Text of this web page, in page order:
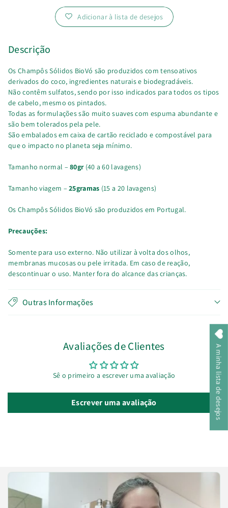
Adicionar à lista de desejos
Descrição
Os Champôs Sólidos BioVó são produzidos com tensoativos
derivados do coco, ingredientes naturais e biodegradáveis.
Não contêm sulfatos, sendo por isso indicados para todos os tipos
de cabelo, mesmo os pintados.
Todas as formulações são muito suaves com espuma abundante e
são bem tolerados pela pele.
São embalados em caixa de cartão reciclado e compostável para
que o impacto no planeta seja mínimo.
Tamanho normal –80gr(40 a 60 lavagens)
Tamanho viagem –25gramas (15 a 20 lavagens)
Os Champôs Sólidos BioVó são produzidos em Portugal.
Precauções:
Somente para uso externo. Não utilizar à volta dos olhos,
membranas mucosas ou pele irritada. Em caso de reação,
descontinuar o uso. Manter fora do alcance das crianças.
Outras Informações
Avaliações de Clientes
Sê o primeiro a escrever uma avaliação
Escrever uma avaliação A minha lista de desejos